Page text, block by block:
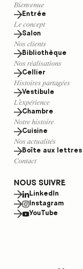
Bienvenue
Entrée
Le concept
Salon
Nos clients
Bibliothèque
Nos réalisations
Cellier
Histoires partagées
Vestibule
L’expérience
Chambre
Notre histoire
Cuisine
Nos actualités
Boîte aux lettres
Contact
NOUS SUIVRE
LinkedIn
Instagram
YouTube